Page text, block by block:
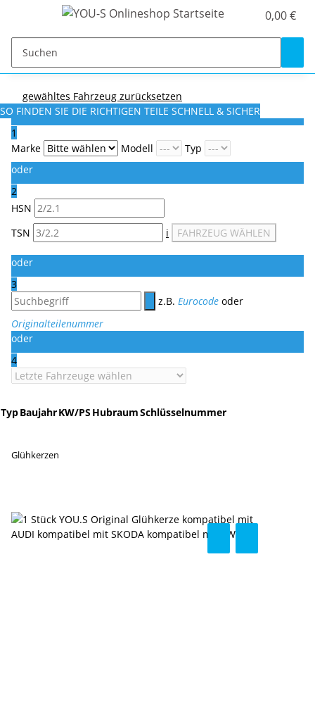
0,00 €
gewähltes Fahrzeug zurücksetzen
SO FINDEN SIE DIE RICHTIGEN TEILE SCHNELL & SICHER
1
Marke
Modell
Typ
oder
2
HSN
TSN
i FAHRZEUG WÄHLEN
oder
3
z.B. Eurocode oder
Originalteilenummer
oder
4
TypBaujahrKW/PS HubraumSchlüsselnummer
Glühkerzen